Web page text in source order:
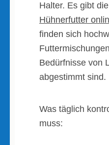
Halter. Es gibt
Hühnerfutter
finden sich
Bedürfnisse von
abgestimmt sind.
Was täglich
muss: